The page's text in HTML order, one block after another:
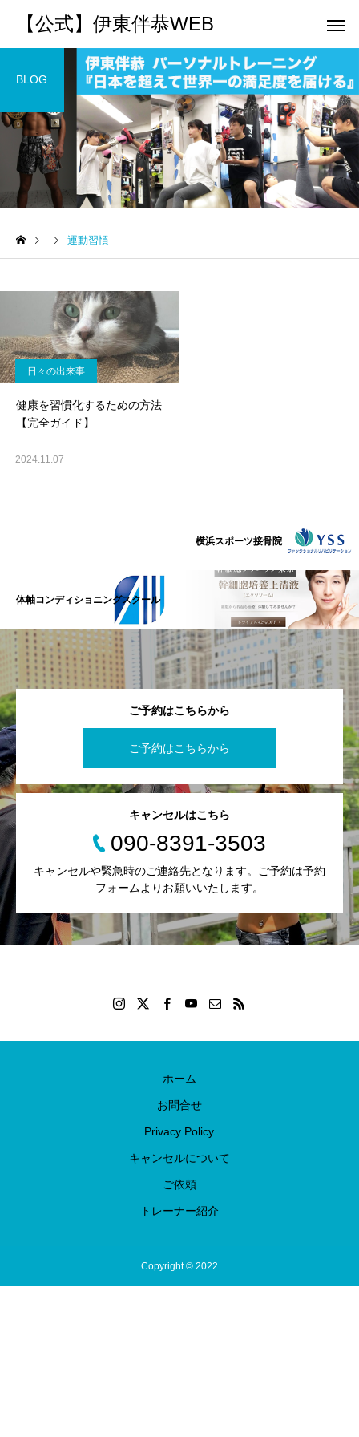
【公式】伊東伴恭WEB
トレーナーとして 個別トレー
パーソナルトレーニ
ング
キックボクシングで本当に
が消費カロリーと週の回数
で答えます
パーソナルトレーニ
BLOG
運動習慣
日々の出来事
健康を習慣化するための方法
【完全ガイド】
2024.11.07
横浜スポーツ接骨院
体軸コンディショニングスクール
ご予約はこちらから
ご予約はこちらから
キャンセルはこちら
090-8391-3503
キャンセルや緊急時のご連絡先となります。ご予約は予約
フォームよりお願いいたします。
ホーム
お問合せ
Privacy Policy
キャンセルについて
ご依頼
トレーナー紹介
Copyright © 2022